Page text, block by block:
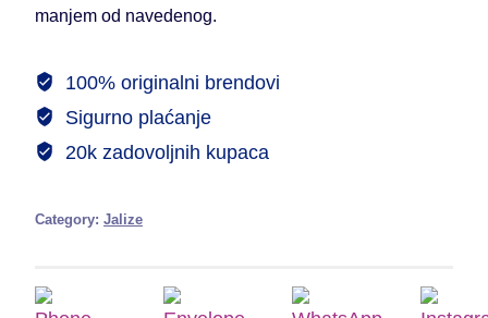
manjem od navedenog.
100% originalni brendovi
Sigurno plaćanje
20k zadovoljnih kupaca
Category: Jalize